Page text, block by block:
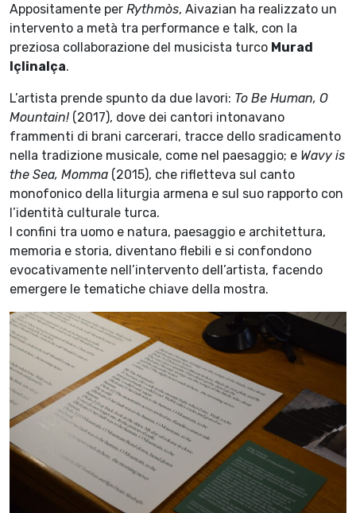
Appositamente per Rythmòs, Aivazian ha realizzato un
intervento a metà tra performance e talk, con la
preziosa collaborazione del musicista turco Murad
Içlinalça.
L’artista prende spunto da due lavori: To Be Human, O
Mountain! (2017), dove dei cantori intonavano
frammenti di brani carcerari, tracce dello sradicamento
nella tradizione musicale, come nel paesaggio; e Wavy is
the Sea, Momma (2015), che rifletteva sul canto
monofonico della liturgia armena e sul suo rapporto con
l’identità culturale turca.
I confini tra uomo e natura, paesaggio e architettura,
memoria e storia, diventano flebili e si confondono
evocativamente nell’intervento dell’artista, facendo
emergere le tematiche chiave della mostra.